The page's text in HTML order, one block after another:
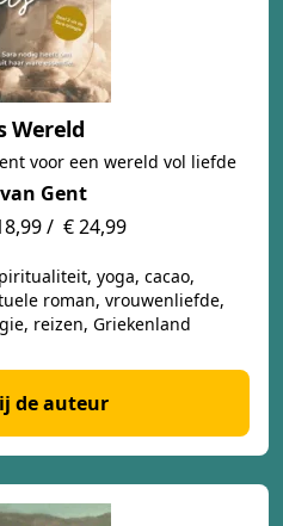
Wereld
voor een wereld vol liefde
Gent
/ € 24,99
yoga, cacao,
roman, vrouwenliefde,
reizen, Griekenland
de auteur